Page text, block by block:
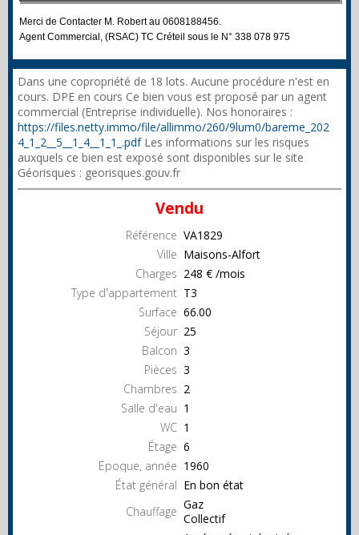
Merci de Contacter M. Robert au 0608188456.
Agent Commercial, (RSAC) TC Créteil sous le N° 338 078 975
Dans une copropriété de 18 lots. Aucune procédure n'est en
cours. DPE en cours Ce bien vous est proposé par un agent
commercial (Entreprise individuelle). Nos honoraires :
https://files.netty.immo/file/allimmo/260/9lum0/bareme_202
4_1_2__5__1_4__1_1_.pdfLes informations sur les risques
auxquels ce bien est exposé sont disponibles sur le site
Géorisques : georisques.gouv.fr
Vendu
Référence VA1829
Ville Maisons-Alfort
Charges 248 € /mois
Type d'appartement T3
Surface 66.00
Séjour 25
Balcon 3
Pièces 3
Chambres 2
Salle d'eau 1
WC 1
Étage 6
Epoque, année 1960
État général En bon état
Chauffage Gaz
Collectif